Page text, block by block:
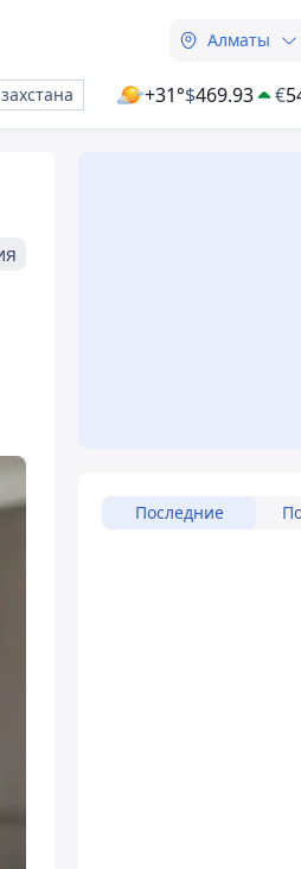
Алматы
+31°$469.93 €
Последние